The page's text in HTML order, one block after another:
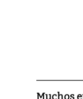
Muchos